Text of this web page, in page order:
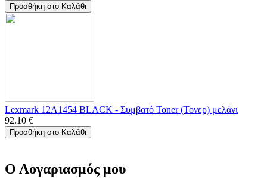
Προσθήκη στο Καλάθι
Lexmark 12A1454 BLACK - Συμβατό Toner (Τονερ) μελάνι
92.10 €
Προσθήκη στο Καλάθι
Ο Λογαριασμός μου